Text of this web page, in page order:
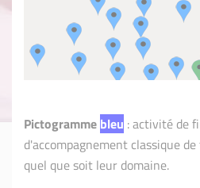
Pictogramme bleu : activité de
d'accompagnement classique
quel que soit leur domaine.